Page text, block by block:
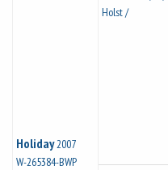
Holiday2007
W-265384-BWP
Holst /